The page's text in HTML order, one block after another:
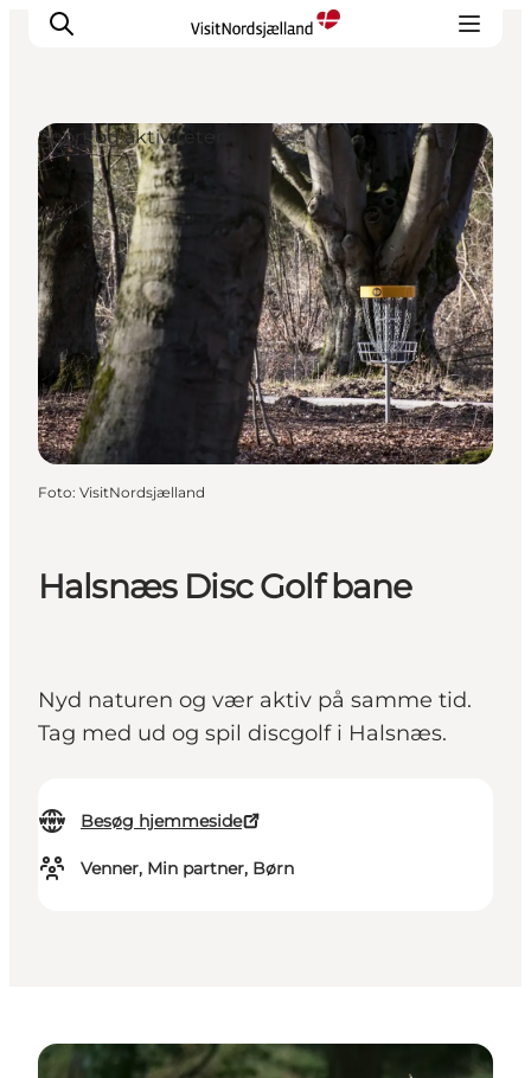
Highlights
Oplev
Det Sker
Overnatning
Byer
Planlæg ferien
Halsnæs Disc Golf bane
Nyd naturen og vær aktiv på samme tid.
Tag med ud og spil discgolf i Halsnæs.
Besøg hjemmeside
Venner, Min partner, Børn
Sport og aktiviteter
Foto: VisitNordsjælland